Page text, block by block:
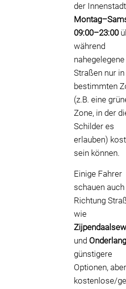
der
09:00–23:00
während
nahegelegene
Straßen nur in
bestimmten
(z.B. eine
Zone, in der
Schilder es
erlauben)
sein können.
Einige Fahrer
schauen auch
Richtung
wie
und
günstigere
Optionen,
kostenlose/